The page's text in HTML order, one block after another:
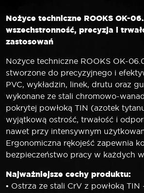
Nożyce techniczne ROOKS OK-
wszechstronność, precyzja i
zastosowań
Nożyce techniczne ROOKS OK-
stworzone do precyzyjnego i
PVC, wykładzin, linek, drutu oraz
wykonane ze stali chromowo-
pokrytej powłoką TIN (azotek
wyjątkową ostrość, trwałość i
nawet przy intensywnym
Ergonomiczna rękojeść zapewnia
bezpieczeństwo pracy w każdych
Najważniejsze cechy produktu:
• Ostrza ze stali CrV z powłoką TIN